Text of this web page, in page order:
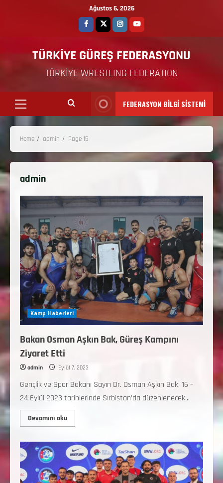
Ağustos 6, 2026
TÜRKİYE GÜREŞ FEDERASYONU
TÜRKİYE WRESTLING FEDERATION
FEDERASYON BİLGİ SİSTEMİ
Home admin Page 15
admin
Kamp Haberleri
Bakan Osman Aşkın Bak, Güreş Kampını
Ziyaret Etti
admin Eylül 7, 2023
Gençlik ve Spor Bakanı Sayın Dr. Osman Aşkın Bak, 16 –
24 Eylül 2023 tarihlerinde Sırbistan’da düzenlenecek...
Devamını oku